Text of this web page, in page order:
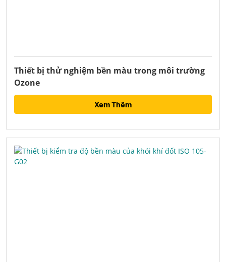
Thiết bị thử nghiệm bền màu trong môi trường
Ozone
Xem Thêm